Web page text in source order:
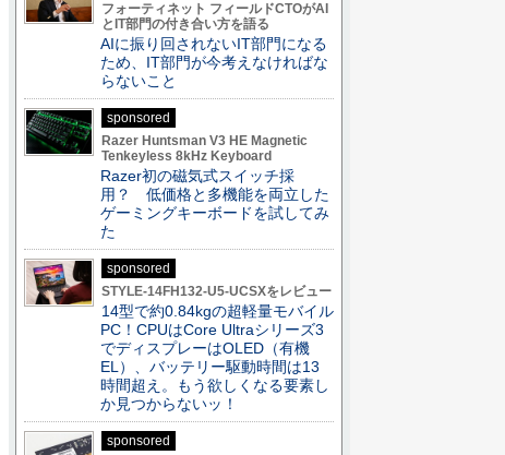
フォーティネット フィールドCTOがAI
とIT部門の付き合い方を語る
AIに振り回されないIT部門になる
ため、IT部門が今考えなければな
らないこと
sponsored
Razer Huntsman V3 HE Magnetic
Tenkeyless 8kHz Keyboard
Razer初の磁気式スイッチ採
用？ 低価格と多機能を両立した
ゲーミングキーボードを試してみ
た
sponsored
STYLE-14FH132-U5-UCSXをレビュー
14型で約0.84kgの超軽量モバイル
PC！CPUはCore Ultraシリーズ3
でディスプレーはOLED（有機
EL）、バッテリー駆動時間は13
時間超え。もう欲しくなる要素し
か見つからないッ！
sponsored